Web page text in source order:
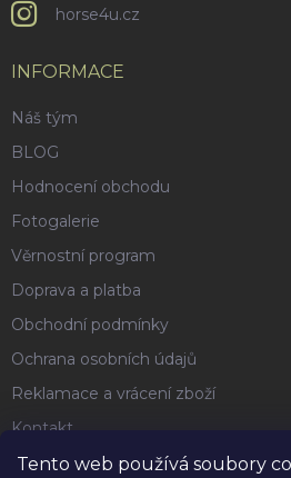
Tento web používá soubory
horse4u.cz
INFORMACE
Náš tým
BLOG
Hodnocení obchodu
Fotogalerie
Věrnostní program
Doprava a platba
Obchodní podmínky
Ochrana osobních údajů
Reklamace a vrácení zboží
Kontakt